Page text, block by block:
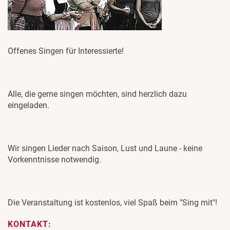
Offenes Singen für Interessierte!
Alle, die gerne singen möchten, sind herzlich dazu
eingeladen.
Wir singen Lieder nach Saison, Lust und Laune - keine
Vorkenntnisse notwendig.
Die Veranstaltung ist kostenlos, viel Spaß beim "Sing mit"!
KONTAKT: